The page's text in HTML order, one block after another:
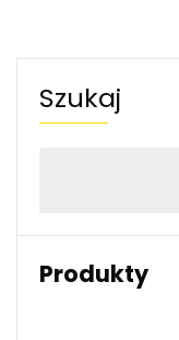
Szukaj
Produkty